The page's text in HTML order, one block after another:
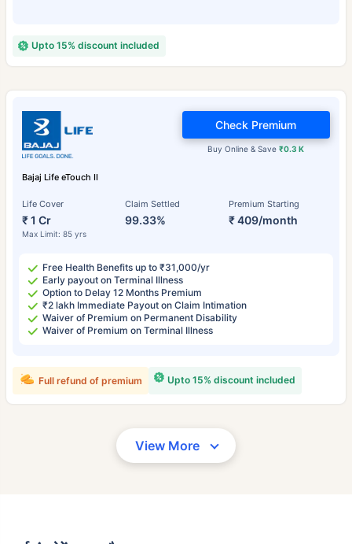
Upto 15% discount included
Bajaj Life eTouch II
Life Cover
₹ 1 Cr
Max Limit: 85 yrs
Claim Settled
99.33%
Premium Starting
₹ 409/month
Buy Online & Save₹0.3 K
Check Premium
Free Health Benefits up to ₹31,000/yr
Early payout on Terminal Illness
Option to Delay 12 Months Premium
₹2 lakh Immediate Payout on Claim Intimation
Waiver of Premium on Permanent Disability
Waiver of Premium on Terminal Illness
Upto 15% discount included
Full refund of premium
View More